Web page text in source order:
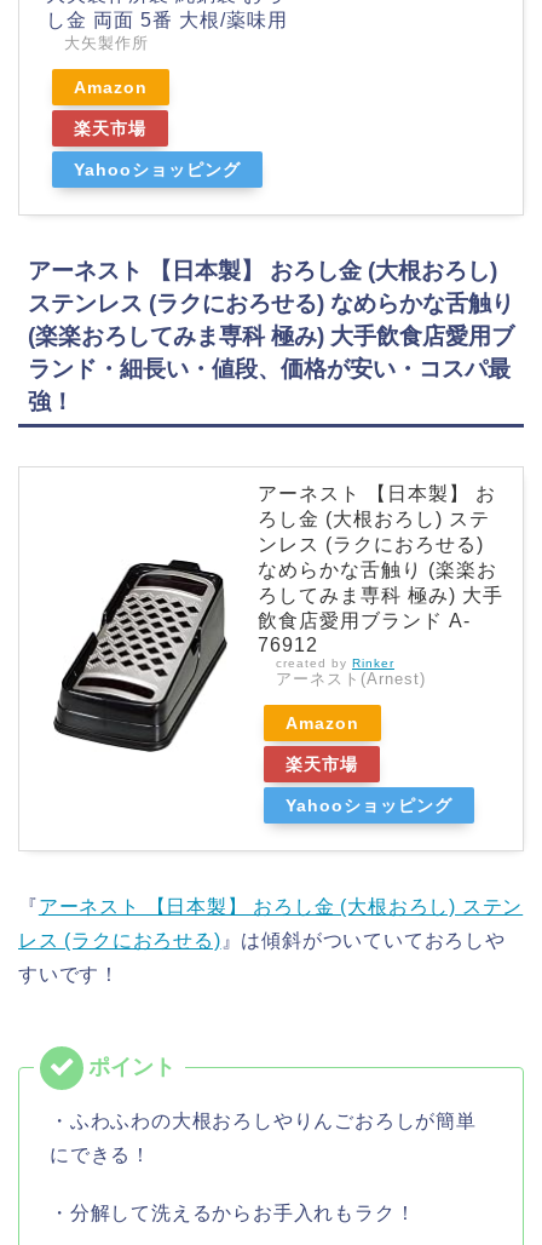
し金 両面 5番 大根/薬味用
大矢製作所
Amazon
楽天市場
Yahooショッピング
アーネスト 【日本製】 おろし金 (大根おろし)
ステンレス (ラクにおろせる) なめらかな舌触り
(楽楽おろしてみま専科 極み) 大手飲食店愛用ブ
ランド・細長い・値段、価格が安い・コスパ最
強！
アーネスト 【日本製】 お
ろし金 (大根おろし) ステ
ンレス (ラクにおろせる)
なめらかな舌触り (楽楽お
ろしてみま専科 極み) 大手
飲食店愛用ブランド A-
76912
created by Rinker
アーネスト(Arnest)
Amazon
楽天市場
Yahooショッピング
『アーネスト 【日本製】 おろし金 (大根おろし) ステン
レス (ラクにおろせる) 』は傾斜がついていておろしや
すいです！
・ふわふわの大根おろしやりんごおろしが簡単
にできる！
・分解して洗えるからお手入れもラク！